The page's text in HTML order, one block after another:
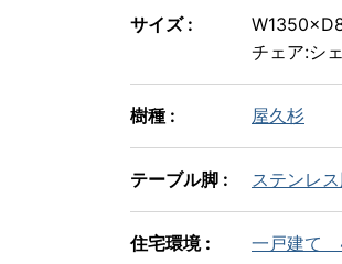
サイズ :
チェア:シ
樹種 : 屋久杉
テーブル脚 : ステンレ
住宅環境 : 一戸建て